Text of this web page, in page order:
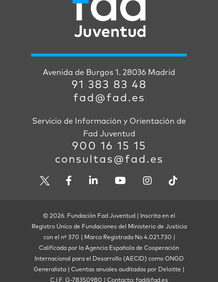
Avenida de Burgos 1. 28036 Madrid
91 383 83 48
fad@fad.es
Servicio de Información y Orientación de
Fad Juventud
900 16 15 15
consultas@fad.es
© 2026. Fundación Fad Juventud | Inscrita en el
Registro Único de Fundaciones del Ministerio de Justicia
con el nº 370 | Marca Registrada No 4.021.730 |
Calificada por la Agencia Española de Cooperación
Internacional para el Desarrollo (AECID) como ONGD
Generalista | Cuentas anuales auditadas por Deloitte |
C.I.F. G-78350980 | Contacto: fad@fad.es